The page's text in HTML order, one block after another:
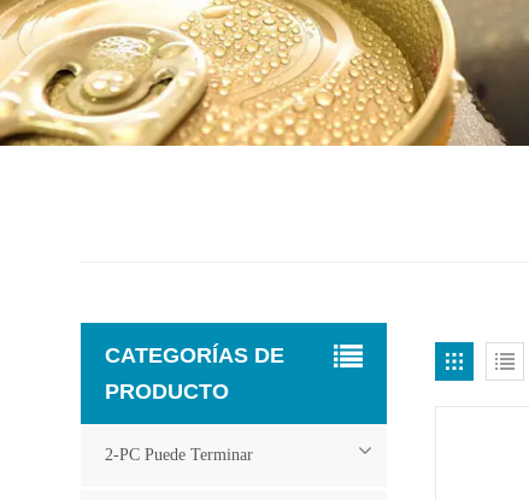
CATEGORÍAS DE
PRODUCTO
2-PC Puede Terminar